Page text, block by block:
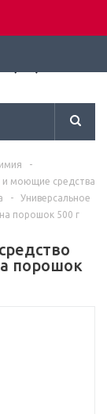
-
и моющие средства
-
Универсальное
порошок 500 г
порошок